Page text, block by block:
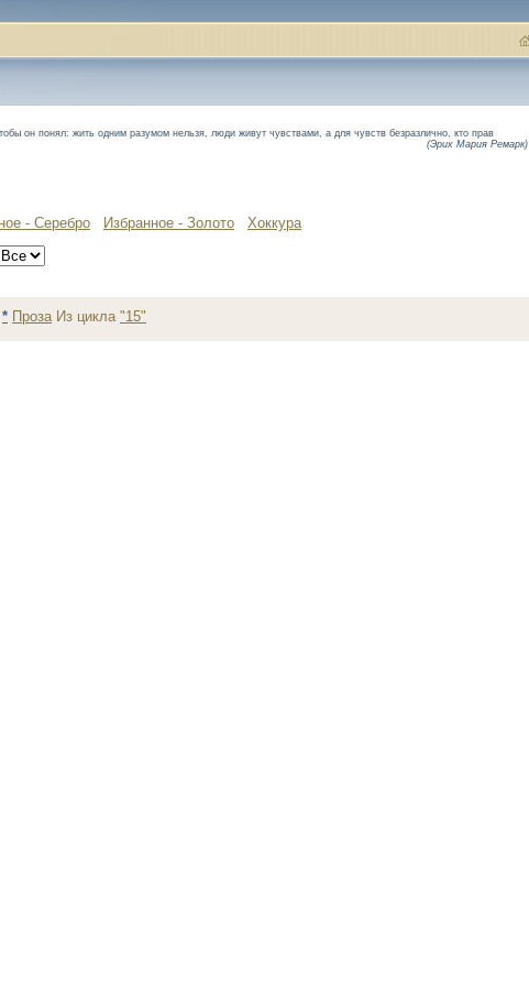
он понял: жить одним разумом нельзя, люди живут чувствами, а для чувств безразлично, кто прав
(Эрих Мария Ремарк)
- Серебро Избранное - Золото
Хоккура
* ПрозаИз цикла "15"